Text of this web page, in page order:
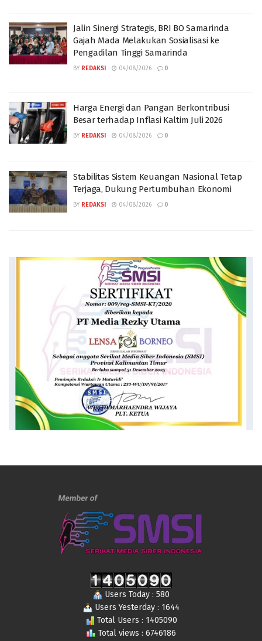
Jalin Sinergi Strategis, BRI BO Samarinda
Gajah Mada Melakukan Sosialisasi ke
Pengadilan Tinggi Samarinda
BY REDAKSI 04/08/2026 0
Harga Energi dan Pangan Berkontribusi
Besar terhadap Inflasi Kaltim Juli 2026
BY REDAKSI 04/08/2026 0
Stabilitas Sistem Keuangan Nasional Tetap
Terjaga, Dukung Pertumbuhan Ekonomi
BY REDAKSI 04/08/2026 0
Users Today : 580
Users Yesterday : 1644
Total Users : 1405090
Total views : 6746186